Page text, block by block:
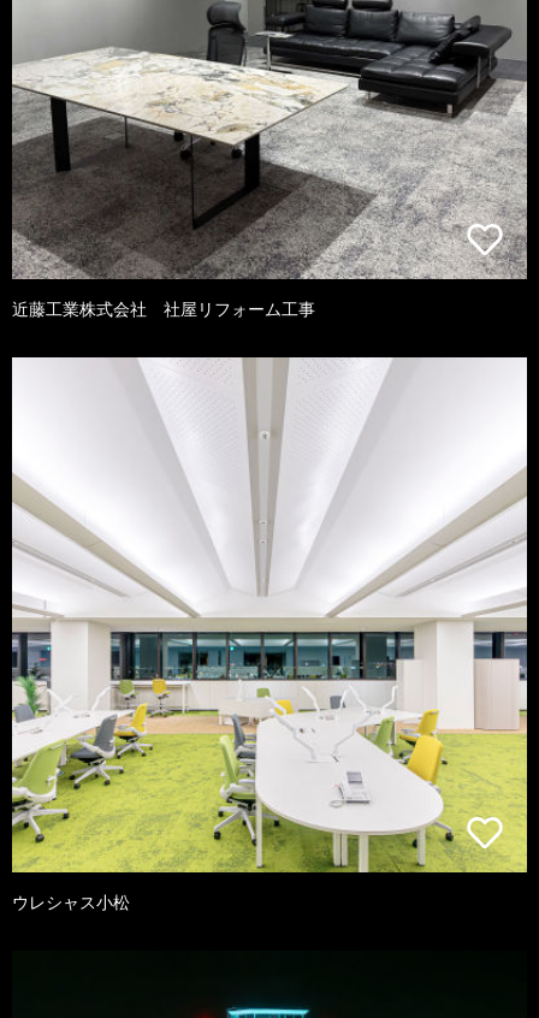
近藤工業株式会社 社屋リフォーム工事
ウレシャス小松